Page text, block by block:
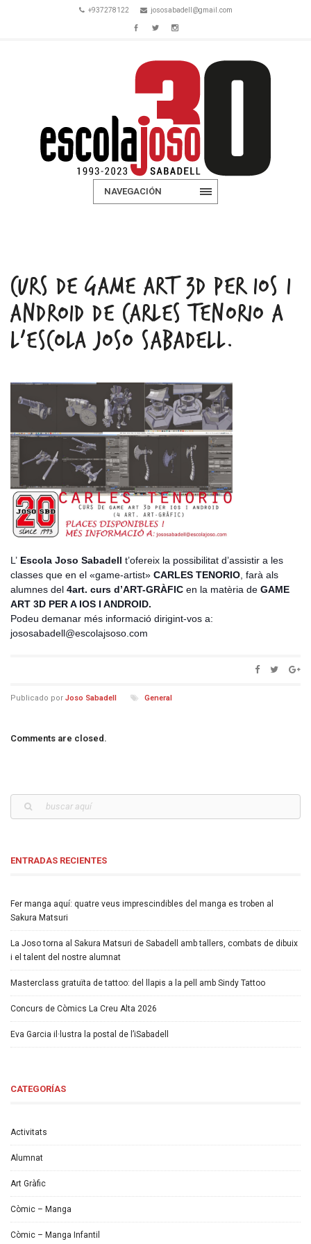
+937278122 jososabadell@gmail.com
NAVEGACIÓN
CURS DE GAME ART 3D PER IOS I
ANDROID DE CARLES TENORIO A
L’ESCOLA JOSO SABADELL.
L’ Escola Joso Sabadell t’ofereix la possibilitat d’assistir a les
classes que en el «game-artist» CARLES TENORIO , farà als
alumnes del 4art. curs d’ART-GRÀFIC en la matèria de GAME
ART 3D PER A IOS I ANDROID.
Podeu demanar més informació dirigint-vos a:
jososabadell@escolajsoso.com
Publicado por Joso Sabadell General
Comments are closed.
ENTRADAS RECIENTES
Fer manga aquí: quatre veus imprescindibles del manga es troben al
Sakura Matsuri
La Joso torna al Sakura Matsuri de Sabadell amb tallers, combats de dibuix
i el talent del nostre alumnat
Masterclass gratuïta de tattoo: del llapis a la pell amb Sindy Tattoo
Concurs de Còmics La Creu Alta 2026
Eva Garcia il·lustra la postal de l’iSabadell
CATEGORÍAS
Activitats
Alumnat
Art Gràfic
Còmic – Manga
Còmic – Manga Infantil